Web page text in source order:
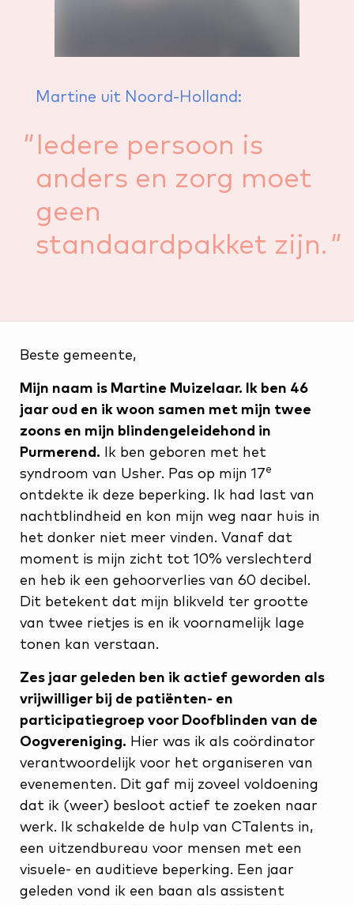
Beste gemeente,
Mijn naam is Martine Muizelaar. Ik ben 46
jaar oud en ik woon samen met mijn twee
zoons en mijn blindengeleidehond in
Purmerend. Ik ben geboren met het
syndroom van Usher. Pas op mijn 17e
ontdekte ik deze beperking. Ik had last van
nachtblindheid en kon mijn weg naar huis in
het donker niet meer vinden. Vanaf dat
moment is mijn zicht tot 10% verslechterd
en heb ik een gehoorverlies van 60 decibel.
Dit betekent dat mijn blikveld ter grootte
van twee rietjes is en ik voornamelijk lage
tonen kan verstaan.
Zes jaar geleden ben ik actief geworden als
vrijwilliger bij de patiënten- en
participatiegroep voor Doofblinden van de
Oogvereniging. Hier was ik als coördinator
verantwoordelijk voor het organiseren van
evenementen. Dit gaf mij zoveel voldoening
dat ik (weer) besloot actief te zoeken naar
werk. Ik schakelde de hulp van CTalents in,
een uitzendbureau voor mensen met een
visuele- en auditieve beperking. Een jaar
geleden vond ik een baan als assistent
Martine uit Noord-Holland:
Iedere persoon is
anders en zorg moet
geen
standaardpakket zijn.